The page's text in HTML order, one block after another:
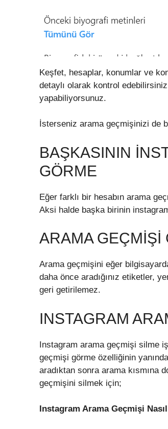
Keşfet, hesaplar, konumlar ve
detaylı olarak kontrol
yapabiliyorsunuz.
İsterseniz arama geçmişinizi de
BAŞKASININ
GÖRME
Eğer farklı bir hesabın arama
Aksi halde başka birinin
ARAMA GEÇMIŞI
Arama geçmişini eğer
daha önce aradığınız etiketler,
geri getirilemez.
INSTAGRAM
Instagram arama geçmişi silme
geçmişi görme özelliğinin
aradıktan sonra arama kısmına
geçmişini silmek için;
Instagram Arama Geçmişi